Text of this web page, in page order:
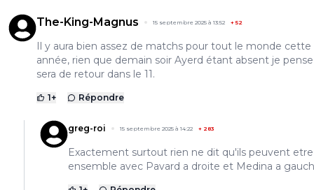
The-King-Magnus 15 septembre 2025 à 13:52 + 52
Il y aura bien assez de matchs pour tout le monde cette
année, rien que demain soir Ayerd étant absent je
sera de retour dans le 11.
1+ Répondre
greg-roi 15 septembre 2025 à 14:22 + 283
Exactement surtout rien ne dit qu'ils peuvent
ensemble avec Pavard a droite et Medina a